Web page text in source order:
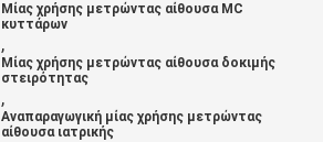
Μίας χρήσης μετρώντας αίθουσα MC
κυττάρων
,
Μίας χρήσης μετρώντας αίθουσα δοκιμής
στειρότητας
,
Αναπαραγωγική μίας χρήσης μετρώντας
αίθουσα ιατρικής